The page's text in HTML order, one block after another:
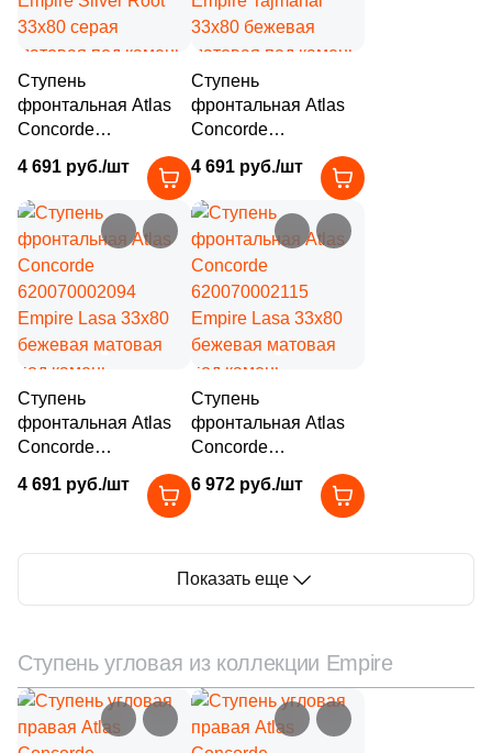
Ступень
фронтальная Atlas
Concorde
Empire Silver Root
33x80 серая
матовая под камень
4 691 руб./шт
Ступень
фронтальная Atlas
Concorde
Empire Tajmahal
33x80 бежевая
матовая под камень
4 691 руб./шт
Ступень
фронтальная Atlas
Concorde
Empire Lasa 33x80
бежевая матовая
4 691 руб./шт
Ступень
фронтальная Atlas
Concorde
Empire Lasa 33x80
бежевая матовая
6 972 руб./шт
Показать еще
Ступень угловая из коллекции Empire